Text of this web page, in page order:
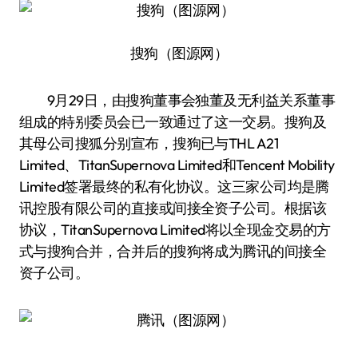
搜狗（图源网）
9月29日，由搜狗董事会独董及无利益关系董事
组成的特别委员会已一致通过了这一交易。搜狗及
其母公司搜狐分别宣布，搜狗已与THL A21
Limited、TitanSupernova Limited和Tencent Mobility
Limited签署最终的私有化协议。这三家公司均是腾
讯控股有限公司的直接或间接全资子公司。根据该
协议，TitanSupernova Limited将以全现金交易的方
式与搜狗合并，合并后的搜狗将成为腾讯的间接全
资子公司。